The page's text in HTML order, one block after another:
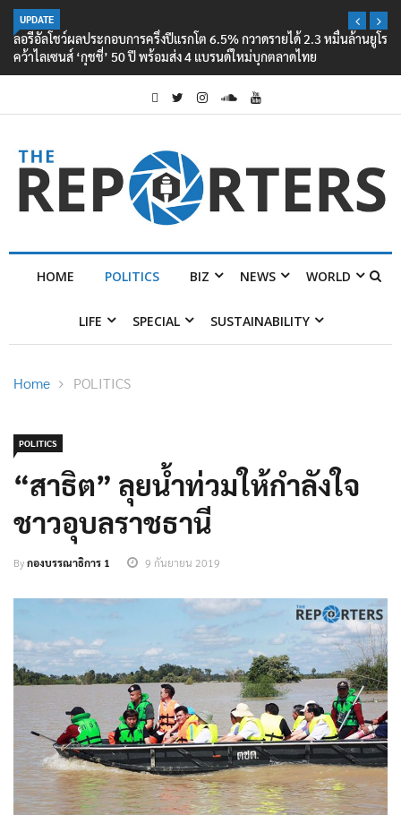
UPDATE
ลอรีอัลโชว์ผลประกอบการครึ่งปีแรกโต 6.5% กวาดรายได้ 2.3 หมื่นล้านยูโร
คว้าไลเซนส์ ‘กุชชี่’ 50 ปี พร้อมส่ง 4 แบรนด์ใหม่บุกตลาดไทย
HOME POLITICS BIZ NEWS WORLD
LIFE SPECIAL SUSTAINABILITY
Home POLITICS
POLITICS
“สาธิต” ลุยน้ำท่วมให้กำลังใจ
ชาวอุบลราชธานี
Byกองบรรณาธิการ 1 9 กันยายน 2019